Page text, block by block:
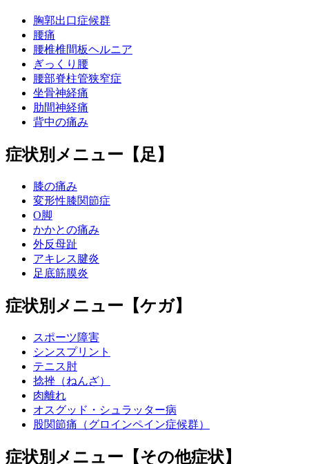
胸郭出口症候群
腰痛
腰椎椎間板ヘルニア
ぎっくり腰
腰部脊柱管狭窄症
坐骨神経痛
肋間神経痛
背中の痛み
症状別メニュー【足】
膝の痛み
変形性膝関節症
O脚
かかとの痛み
外反母趾
アキレス腱炎
足底筋膜炎
症状別メニュー【ケガ】
スポーツ障害
シンスプリント
テニス肘
捻挫（ねんざ）
肉離れ
オスグッド・シュラッター病
股関節痛（グロインペイン症候群）
症状別メニュー【その他症状】